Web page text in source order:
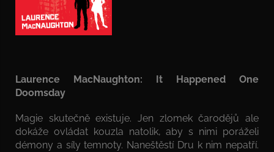
Laurence MacNaughton: It Happened One
Doomsday
Magie skutečně existuje. Jen zlomek čarodějů ale
dokáže ovládat kouzla natolik, aby s nimi poráželi
démony a síly temnoty. Naneštěstí Dru k nim nepatří.